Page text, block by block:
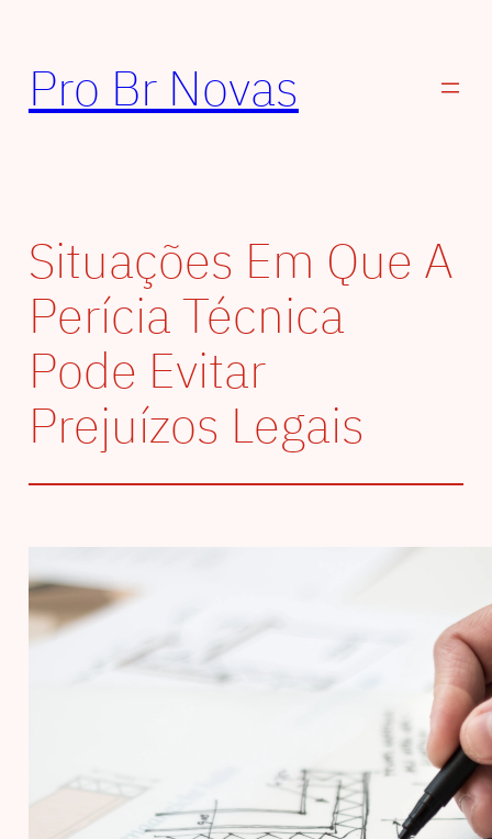
conteúdo
Pro Br Novas
Situações Em Que A
Perícia Técnica
Pode Evitar
Prejuízos Legais